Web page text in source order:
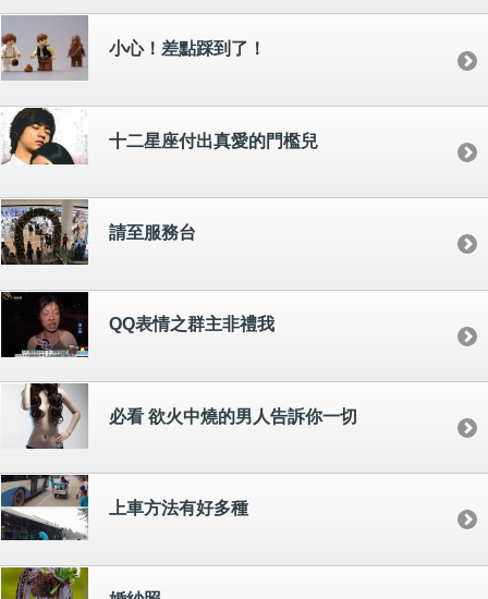
小心！差點踩到了！
十二星座付出真愛的門檻兒
請至服務台
QQ表情之群主非禮我
必看 欲火中燒的男人告訴你一切
上車方法有好多種